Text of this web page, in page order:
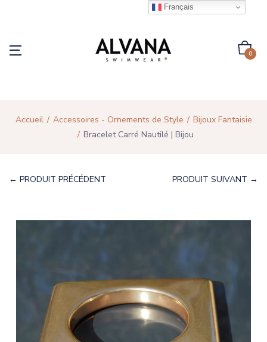
0
Accueil Accessoires - Ornements de Style
Bijoux Fantaisie
Bracelet Carré Nautilé | Bijou
← PRODUIT PRÉCÉDENT PRODUIT SUIVANT →
Français